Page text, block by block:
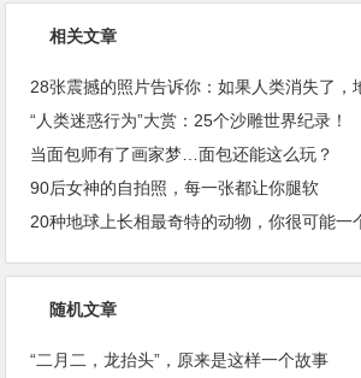
相关文章
28张震撼的照片告诉你：如果人类消失了，
“人类迷惑行为”大赏：25个沙雕世界纪录！
当面包师有了画家梦…面包还能这么玩？
90后女神的自拍照，每一张都让你腿软
20种地球上长相最奇特的动物，你很可能一
随机文章
“二月二，龙抬头”，原来是这样一个故事